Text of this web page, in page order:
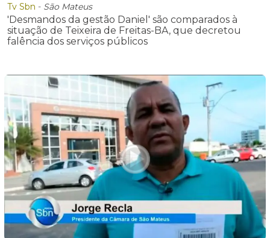
Tv Sbn - São Mateus
'Desmandos da gestão Daniel' são comparados à
situação de Teixeira de Freitas-BA, que decretou
falência dos serviços públicos